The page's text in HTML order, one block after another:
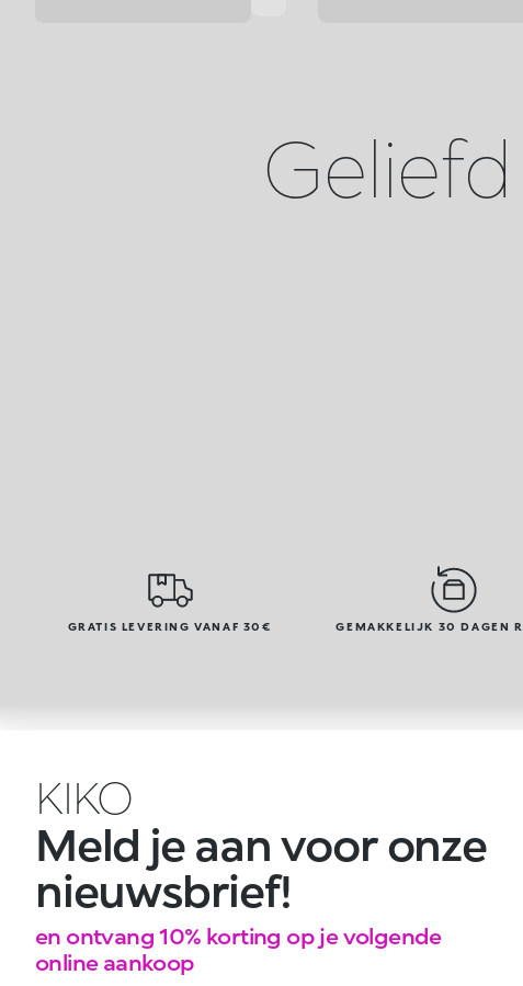
GRATIS LEVERING VANAF 30€ GEMAKKELIJK 30 DAGEN
KIKO
Meld je aan voor onze
nieuwsbrief!
en ontvang 10% korting op je volgende
online aankoop